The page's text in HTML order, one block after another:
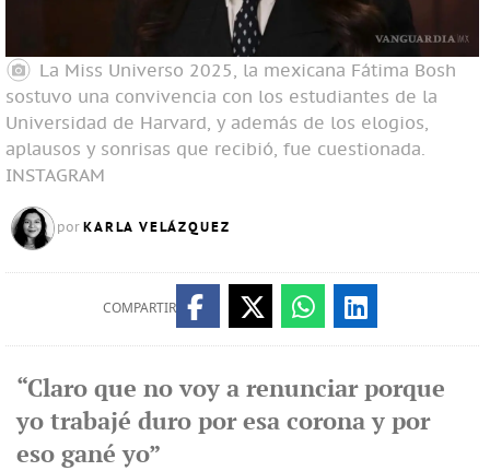
La Miss Universo 2025, la mexicana Fátima Bosh
sostuvo una convivencia con los estudiantes de la
Universidad de Harvard, y además de los elogios,
aplausos y sonrisas que recibió, fue cuestionada.
INSTAGRAM
por KARLA VELÁZQUEZ
COMPARTIR
“Claro que no voy a renunciar porque
yo trabajé duro por esa corona y por
eso gané yo”